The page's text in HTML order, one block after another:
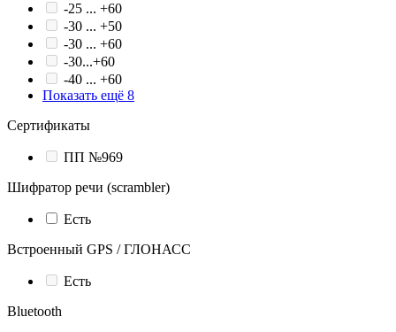
-25 ... +60
-30 ... +50
-30 ... +60
-30...+60
-40 ... +60
Показать ещё 8
Сертификаты
ПП №969
Шифратор речи (scrambler)
Есть
Встроенный GPS / ГЛОНАСС
Есть
Bluetooth